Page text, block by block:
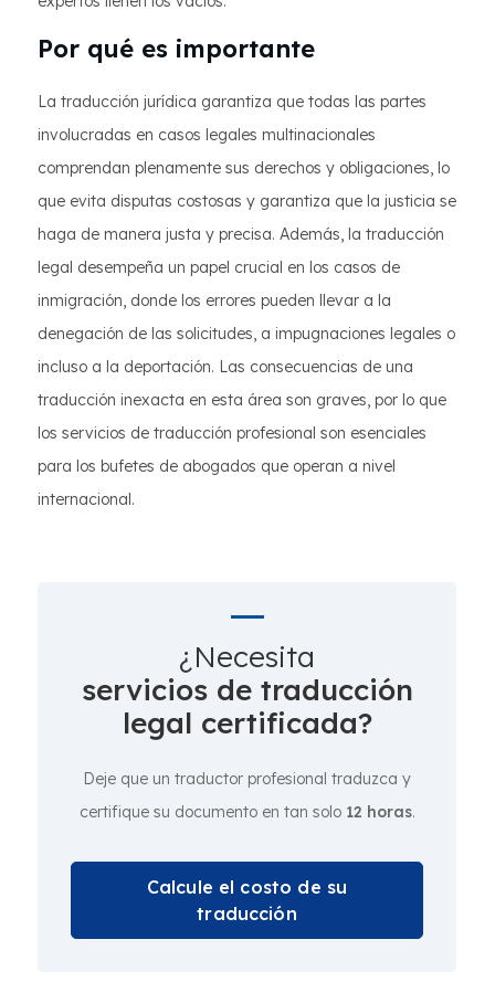
Por qué es importante
La traducción jurídica garantiza que todas las partes
involucradas en casos legales multinacionales
comprendan plenamente sus derechos y obligaciones, lo
que evita disputas costosas y garantiza que la justicia se
haga de manera justa y precisa. Además, la traducción
legal desempeña un papel crucial en los casos de
inmigración, donde los errores pueden llevar a la
denegación de las solicitudes, a impugnaciones legales o
incluso a la deportación. Las consecuencias de una
traducción inexacta en esta área son graves, por lo que
los servicios de traducción profesional son esenciales
para los bufetes de abogados que operan a nivel
internacional.
¿Necesita
servicios de traducción
legal certificada?
Deje que un traductor profesional traduzca y
certifique su documento en tan solo 12 horas.
Calcule el costo de su
traducción